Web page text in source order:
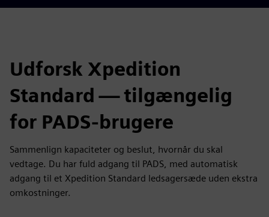
Udforsk Xpedition
Standard — tilgængelig
for PADS-brugere
Sammenlign kapaciteter og beslut, hvornår du skal
vedtage. Du har fuld adgang til PADS, med automatisk
adgang til et Xpedition Standard ledsagersæde uden ekstra
omkostninger.